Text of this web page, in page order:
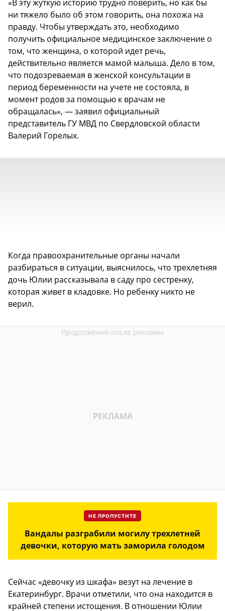
«В эту жуткую историю трудно поверить, но как бы
ни тяжело было об этом говорить, она похожа на
правду. Чтобы утверждать это, необходимо
получить официальное медицинское заключение о
том, что женщина, о которой идет речь,
действительно является мамой малыша. Дело в том,
что подозреваемая в женской консультации в
период беременности на учете не состояла, в
момент родов за помощью к врачам не
обращалась», — заявил официальный
представитель ГУ МВД по Свердловской области
Валерий Горелых.
Когда правоохранительные органы начали
разбираться в ситуации, выяснилось, что трехлетняя
дочь Юлии рассказывала в саду про сестренку,
которая живет в кладовке. Но ребенку никто не
верил.
НЕ ПРОПУСТИТЕ
Вандалы разграбили могилу трехлетней
девочки, которую мать заморила голодом
Сейчас «девочку из шкафа» везут на лечение в
Екатеринбург. Врачи отметили, что она находится в
крайней степени истощения. В отношении Юлии